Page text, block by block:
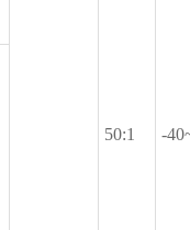
50:1 -